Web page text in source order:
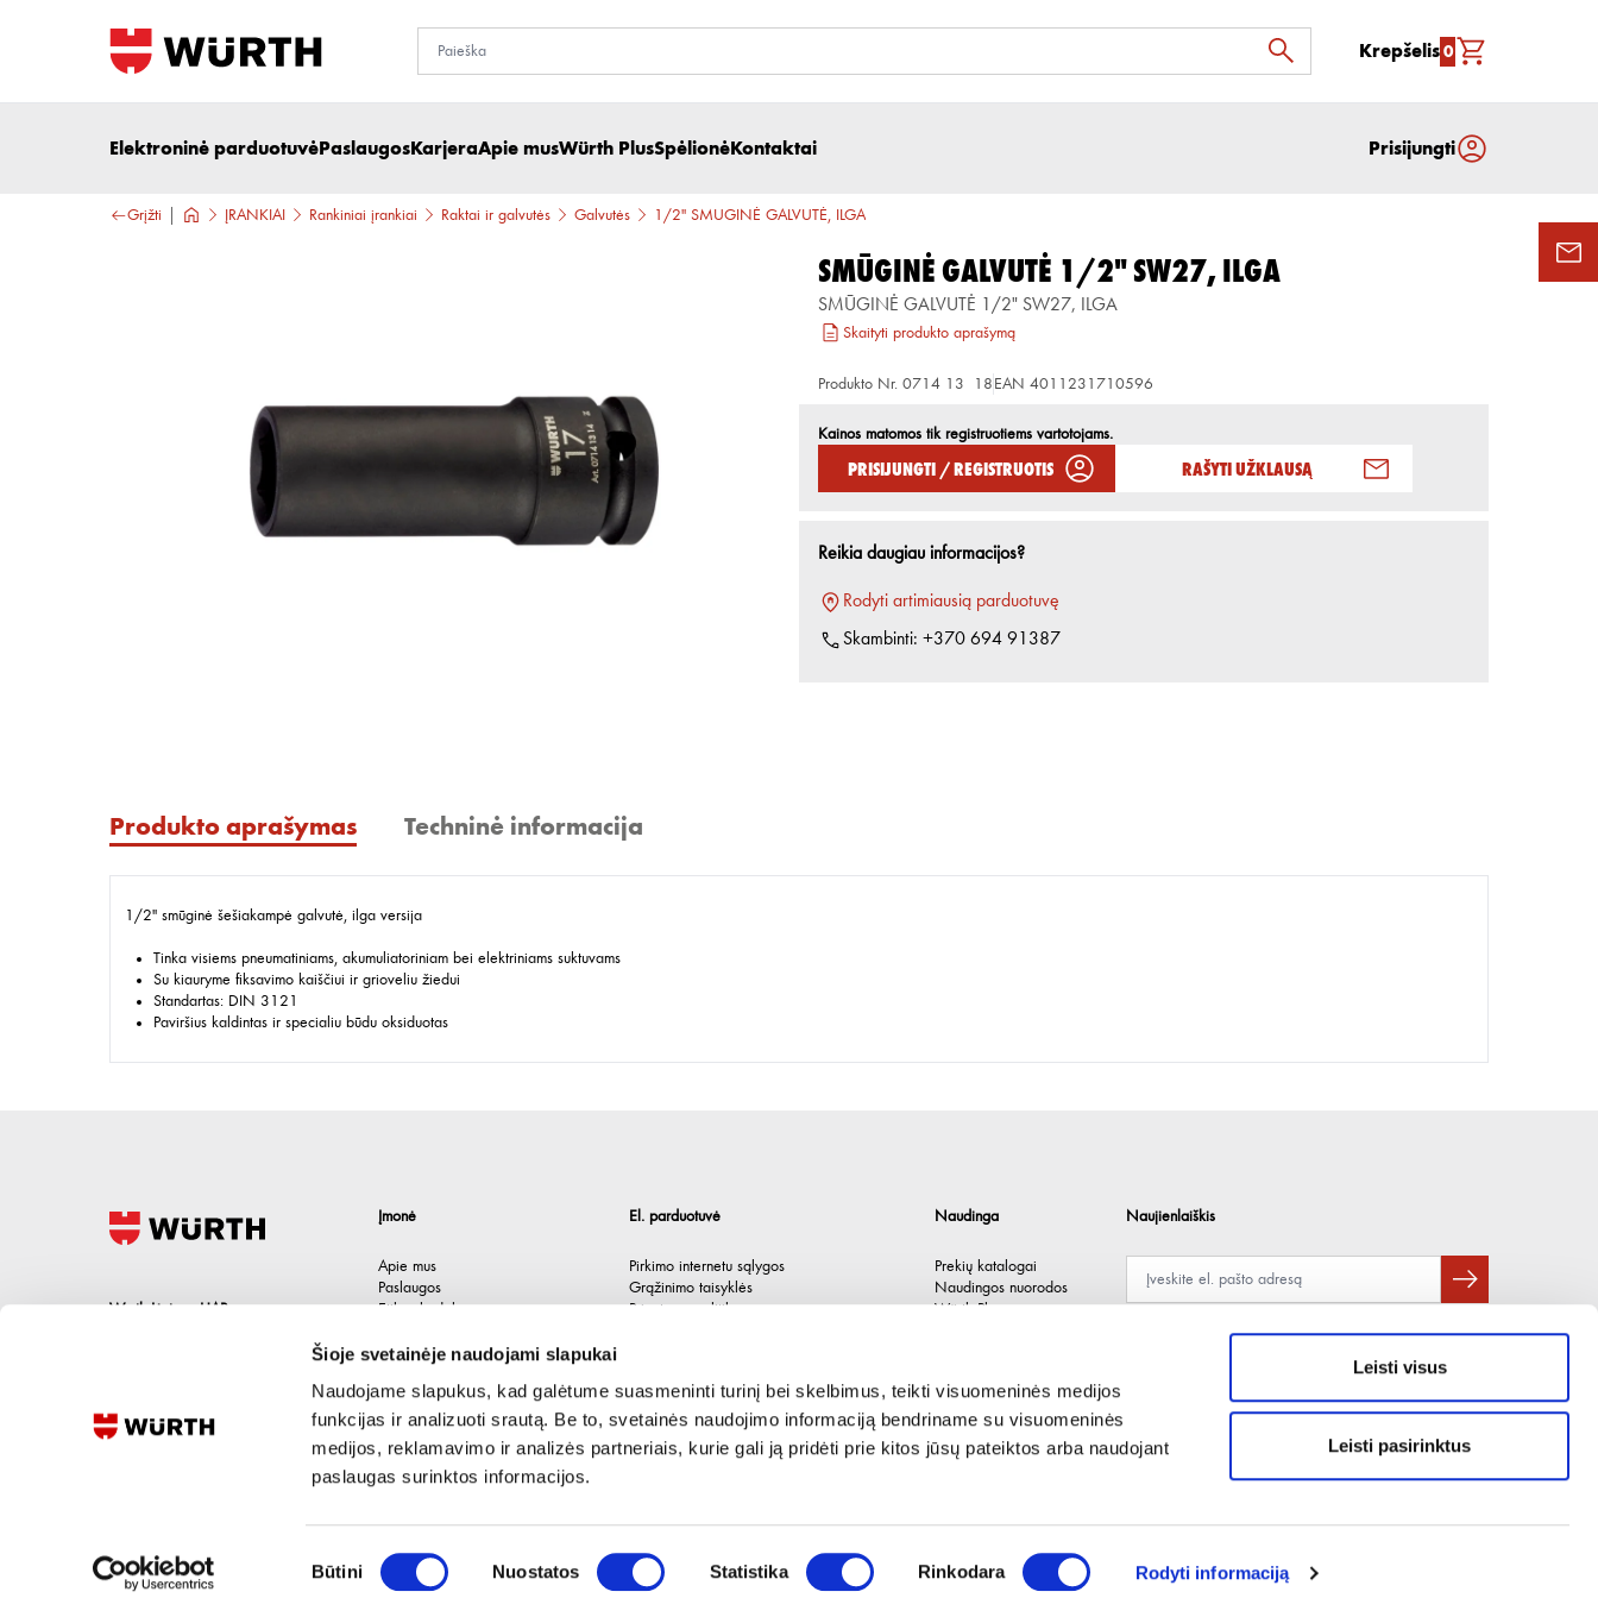
Šioje svetainėje naudojami slapukai
Naudojame slapukus, kad galėtume suasmeninti turinį bei skelbimus, teikti visuomeninės medijos
funkcijas ir analizuoti srautą. Be to, svetainės naudojimo informaciją bendriname su visuomeninės
medijos, reklamavimo ir analizės partneriais, kurie gali ją pridėti prie kitos jūsų pateiktos arba naudojant
paslaugas surinktos informacijos.
pasirinkimas
Būtini Nuostatos Statistika Rinkodara Rodyti informaciją
Leisti visus
Leisti pasirinktus
Krepšelis0
Elektroninė parduotuvėPaslaugosKarjeraApie musWürth PlusSpėlionėKontaktai Prisijungti
Grįžti ĮRANKIAI Rankiniai įrankiai Raktai ir galvutės Galvutės 1/2'' SMŪGINĖ GALVUTĖ, ILGA
SMŪGINĖ GALVUTĖ 1/2" SW27, ILGA
SMŪGINĖ GALVUTĖ 1/2" SW27, ILGA
Skaityti produkto aprašymą
Produkto Nr. 0714 13 18 EAN 4011231710596
Kainos matomos tik registruotiems vartotojams.
Prisijungti / Registruotis Rašyti užklausą
Reikia daugiau informacijos?
Rodyti artimiausią parduotuvę
Skambinti: +370 694 91387
Produkto aprašymas Techninė informacija
1/2" smūginė šešiakampė galvutė, ilga versija
Tinka visiems pneumatiniams, akumuliatoriniam bei elektriniams suktuvams
Su kiauryme fiksavimo kaiščiui ir grioveliu žiedui
Standartas: DIN 3121
Paviršius kaldintas ir specialiu būdu oksiduotas
Wurth Lietuva UAB
Lietuva
Įmonė
Apie mus
Paslaugos
Etikos kodeksas
Kontaktai
El. parduotuvė
Pirkimo internetu sąlygos
Grąžinimo taisyklės
Privatumo politika
Naudinga
Prekių katalogai
Naudingos nuorodos
Würth Plus
Naujienlaiškis
Pateikdami el. paštą sutinkate gauti tiesioginę rinkodarą.
PRODUKTUS TIEKIAME TIK SUTARTINIAMS VERSLO KLIENTAMS
©2026UAB Wurth Lietuva